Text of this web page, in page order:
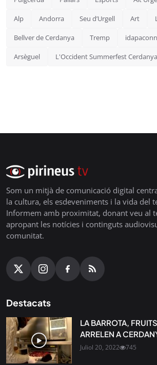
Alp Andorra Seu d’Urgell Art
Bellver de Cerdanya Tremp
Arsèguel L'Occident Summerfest Cerdanya
Som un mitjà de comunicació digital
la cultura, els esdeveniments i la vida del
Informem amb proximitat, donant veu al
apropant les notícies i continguts
comunitat.
Destacats
LA BARROTA,
ARRELEN A
Juliol 20, 2022 745